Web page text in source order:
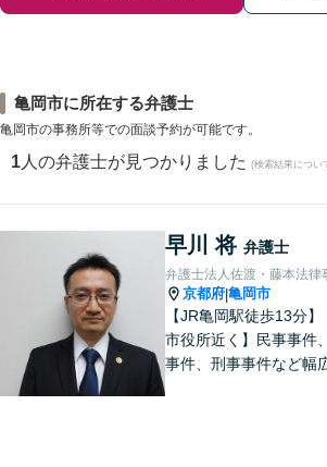
亀岡市に所在する弁護士
亀岡市の事務所等での面談予約が可能です。
1 人の弁護士が見つかりました (検索結果につい
早川 将 弁護士
弁護士法人佐渡・藤本法律
京都府|亀岡市
【JR亀岡駅徒歩13分】
市役所近く】民事事件
事件、刑事事件など幅